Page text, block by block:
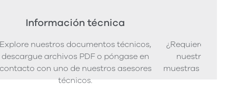
Información técnica
Explore nuestros documentos técnicos,
descargue archivos PDF o póngase en
con uno de nuestros asesores
técnicos.
¿Requiere
nuestra
muestras de